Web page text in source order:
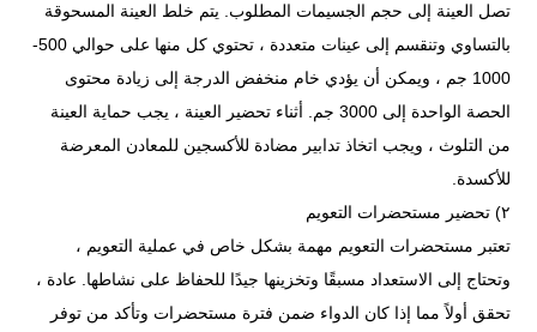
تصل العينة إلى حجم الجسيمات المطلوب. يتم خلط العينة المسحوقة
بالتساوي وتنقسم إلى عينات متعددة ، تحتوي كل منها على حوالي 500-
1000 جم ، ويمكن أن يؤدي خام منخفض الدرجة إلى زيادة محتوى
الحصة الواحدة إلى 3000 جم. أثناء تحضير العينة ، يجب حماية العينة
من التلوث ، ويجب اتخاذ تدابير مضادة للأكسجين للمعادن المعرضة
للأكسدة.
٢) تحضير مستحضرات التعويم
تعتبر مستحضرات التعويم مهمة بشكل خاص في عملية التعويم ،
وتحتاج إلى الاستعداد مسبقًا وتخزينها جيدًا للحفاظ على نشاطها. عادة ،
تحقق أولاً مما إذا كان الدواء ضمن فترة مستحضرات وتأكد من توفر